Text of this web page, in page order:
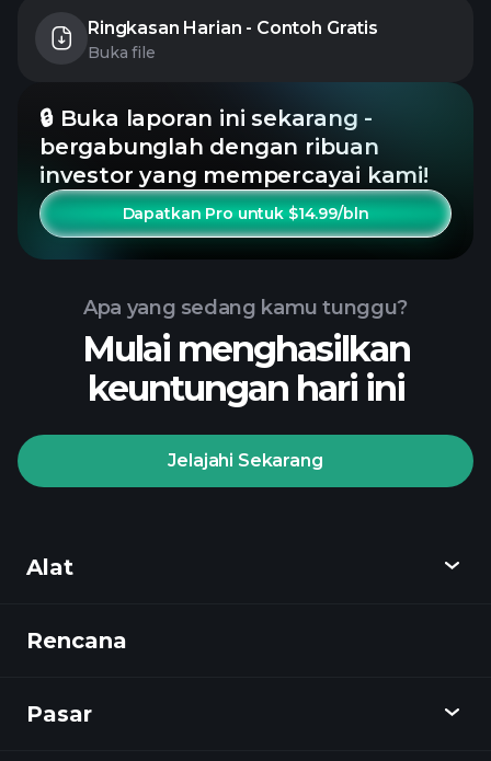
Ringkasan Harian - Contoh Gratis
Buka file
🔒 Buka laporan ini sekarang -
bergabunglah dengan ribuan
investor yang mempercayai kami!
Dapatkan Pro untuk $14.99/bln
Apa yang sedang kamu tunggu?
Mulai menghasilkan
keuntungan hari ini
Jelajahi Sekarang
Alat
Temukan
Rencana
Pasar